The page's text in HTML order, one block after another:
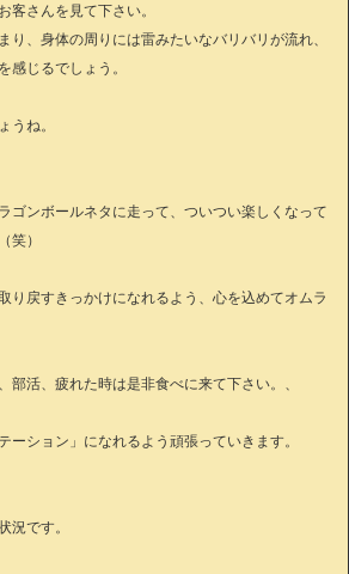
客さんを見て下さい。
り、身体の周りには雷みたいなバリバリが流れ、
感じるでしょう。
うね。
ゴンボールネタに走って、ついつい楽しくなって
笑）
り戻すきっかけになれるよう、心を込めてオムラ
部活、疲れた時は是非食べに来て下さい。、
ーション」になれるよう頑張っていきます。
況です。